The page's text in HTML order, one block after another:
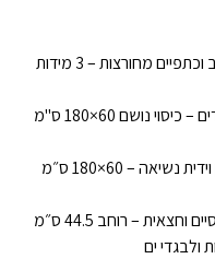
קולב פלסטיק לבן עם וו מתכת מסתובב וכתפיים מחורצות – 3 מידות
שקית אל-בד מתקפלת לשמלות ולבגדים – כיסוי נושם 60×180 ס"מ
כיסוי בגד מתקפל מבד נושם עם רוכסן וידית נשיאה – 60×180 ס״מ
– רוחב 44.5 ס״מ
ים